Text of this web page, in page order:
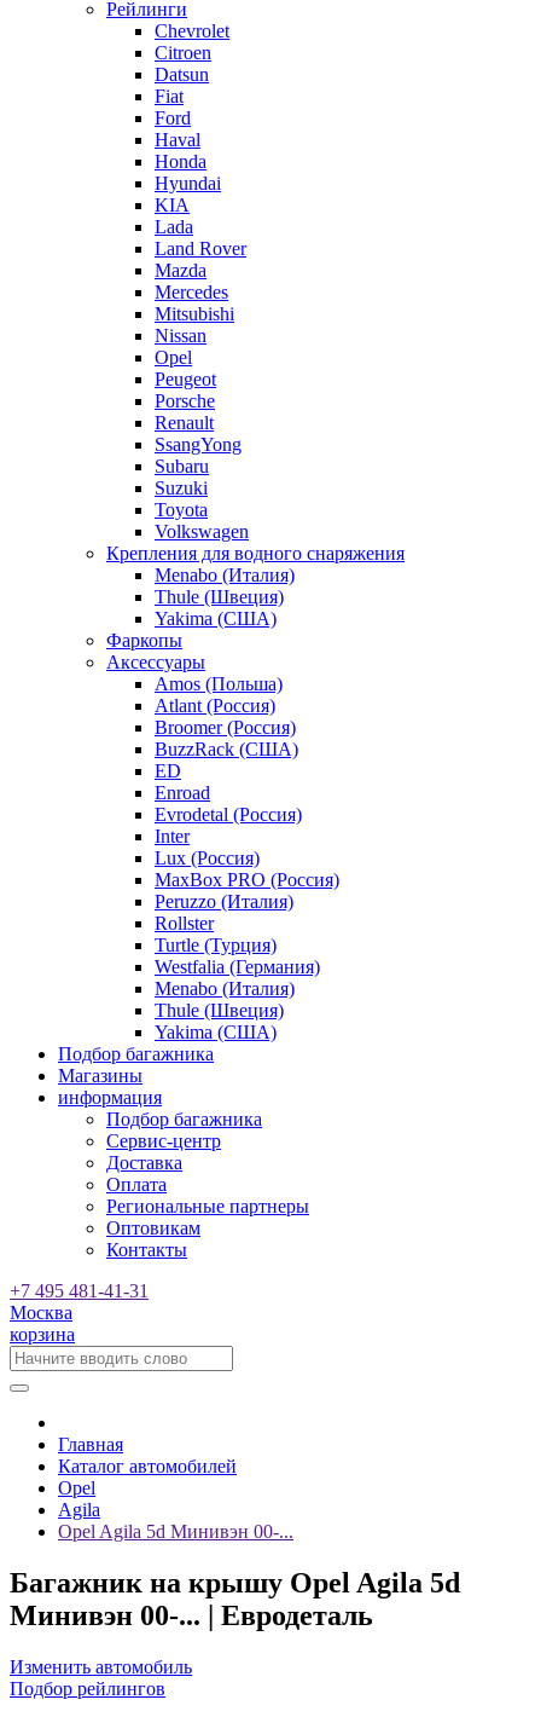
Рейлинги
Chevrolet
Citroen
Datsun
Fiat
Ford
Haval
Honda
Hyundai
KIA
Lada
Land Rover
Mazda
Mercedes
Mitsubishi
Nissan
Opel
Peugeot
Porsche
Renault
SsangYong
Subaru
Suzuki
Toyota
Volkswagen
Крепления для водного снаряжения
Menabo (Италия)
Thule (Швеция)
Yakima (США)
Фаркопы
Аксессуары
Amos (Польша)
Atlant (Россия)
Broomer (Россия)
BuzzRack (США)
ED
Enroad
Evrodetal (Россия)
Inter
Lux (Россия)
MaxBox PRO (Россия)
Peruzzo (Италия)
Rollster
Turtle (Турция)
Westfalia (Германия)
Menabo (Италия)
Thule (Швеция)
Yakima (США)
Подбор багажника
Магазины
информация
Подбор багажника
Сервис-центр
Доставка
Оплата
Региональные партнеры
Оптовикам
Контакты
+7 495 481-41-31
Москва
корзина
Главная
Каталог автомобилей
Opel
Agila
Opel Agila 5d Минивэн 00-...
Багажник на крышу Opel Agila 5d
Минивэн 00-... | Евродеталь
Изменить автомобиль
Подбор рейлингов